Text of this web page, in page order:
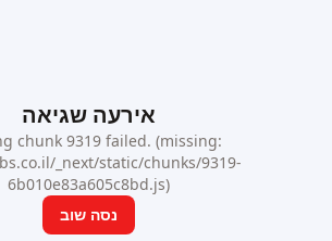
אירעה שגיאה
Loading chunk 9319 failed. (missing:
https://hbs.co.il/_next/static/chunks/9319-
6b010e83a605c8bd.js)